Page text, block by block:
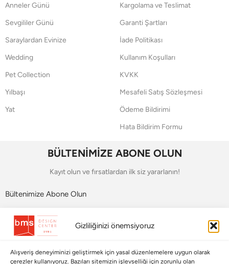
Gizliliğinizi önemsiyoruz
Alışveriş deneyiminizi geliştirmek için yasal düzenlemelere uygun olarak
çerezler kullanıyoruz. Bazıları sitemizin işlevselliği için zorunlu olan
Anneler Günü
Sevgililer Günü
Saraylardan Evinize
Wedding
Pet Collection
Yılbaşı
Yat
Kargolama ve Teslimat
Garanti Şartları
İade Politikası
Kullanım Koşulları
KVKK
Mesafeli Satış Sözleşmesi
Ödeme Bildirimi
Hata Bildirim Formu
BÜLTENİMİZE ABONE OLUN
Kayıt olun ve fırsatlardan ilk siz yararlanın!
Bültenimize Abone Olun